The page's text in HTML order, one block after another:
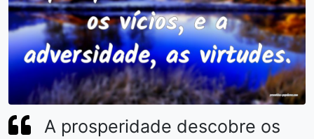
A prosperidade descobre os